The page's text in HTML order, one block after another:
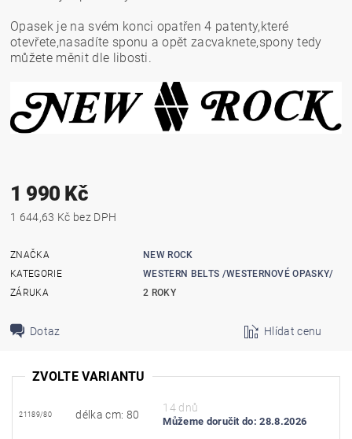
Opasek je na svém konci opatřen 4 patenty,které
otevřete,nasadíte sponu a opět zacvaknete,spony tedy
můžete měnit dle libosti.
1 990 Kč
1 644,63 Kč bez DPH
ZNAČKA
NEW ROCK
KATEGORIE
WESTERN BELTS /WESTERNOVÉ OPASKY/
ZÁRUKA
2 ROKY
Dotaz Hlídat cenu
ZVOLTE VARIANTU
21189/80 délka cm: 80
14 dnů
Můžeme doručit do: 28.8.2026